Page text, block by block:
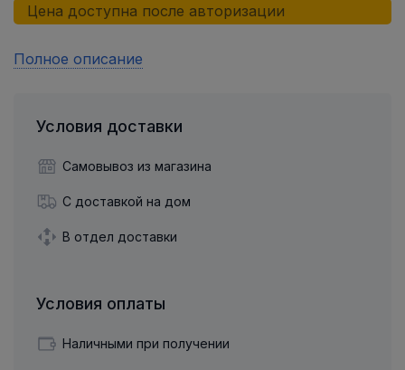
Цена доступна после авторизации
Полное описание
Условия доставки
Самовывоз из магазина
С доставкой на дом
В отдел доставки
Условия оплаты
Наличными при получении